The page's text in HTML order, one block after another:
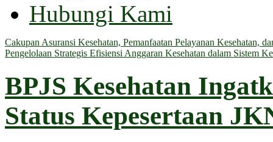
Hubungi Kami
Cakupan Asuransi Kesehatan, Pemanfaatan Pelayanan Kesehatan,
Pengelolaan Strategis Efisiensi Anggaran Kesehatan dalam Sistem
BPJS Kesehatan
Status Kepesertaan